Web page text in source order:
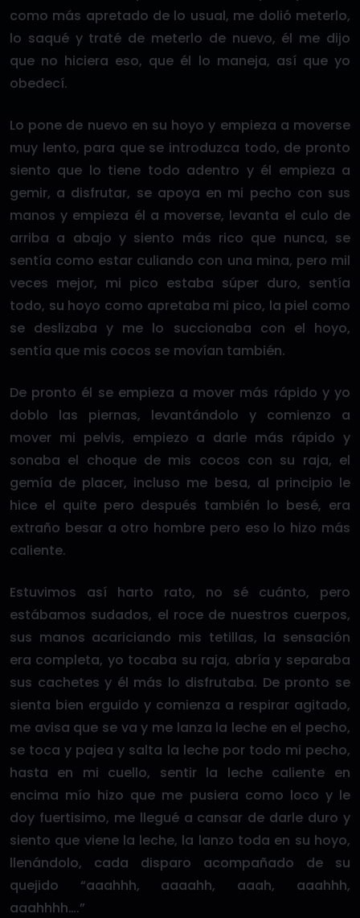
como más apretado de lo usual, me dolió meterlo,
lo saqué y traté de meterlo de nuevo, él me dijo
que no hiciera eso, que él lo maneja, así que yo
obedecí.
Lo pone de nuevo en su hoyo y empieza a moverse
muy lento, para que se introduzca todo, de pronto
siento que lo tiene todo adentro y él empieza a
gemir, a disfrutar, se apoya en mi pecho con sus
manos y empieza él a moverse, levanta el culo de
arriba a abajo y siento más rico que nunca, se
sentía como estar culiando con una mina, pero mil
veces mejor, mi pico estaba súper duro, sentía
todo, su hoyo como apretaba mi pico, la piel como
se deslizaba y me lo succionaba con el hoyo,
sentía que mis cocos se movían también.
De pronto él se empieza a mover más rápido y yo
doblo las piernas, levantándolo y comienzo a
mover mi pelvis, empiezo a darle más rápido y
sonaba el choque de mis cocos con su raja, el
gemía de placer, incluso me besa, al principio le
hice el quite pero después también lo besé, era
extraño besar a otro hombre pero eso lo hizo más
caliente.
Estuvimos así harto rato, no sé cuánto, pero
estábamos sudados, el roce de nuestros cuerpos,
sus manos acariciando mis tetillas, la sensación
era completa, yo tocaba su raja, abría y separaba
sus cachetes y él más lo disfrutaba. De pronto se
sienta bien erguido y comienza a respirar agitado,
me avisa que se va y me lanza la leche en el pecho,
se toca y pajea y salta la leche por todo mi pecho,
hasta en mi cuello, sentir la leche caliente en
encima mío hizo que me pusiera como loco y le
doy fuertisimo, me llegué a cansar de darle duro y
siento que viene la leche, la lanzo toda en su hoyo,
llenándolo, cada disparo acompañado de su
quejido “aaahhh, aaaahh, aaah, aaahhh,
aaahhhh….”